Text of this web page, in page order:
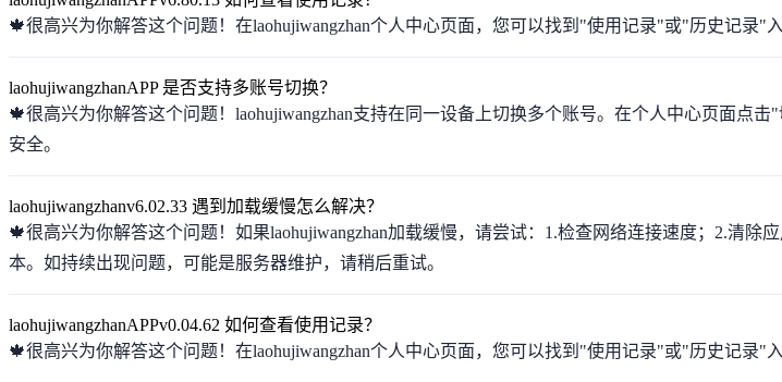
🍁很高兴为你解答这个问题！在laohujiwangzhan个人中心页面，您可以找到"使用记录"或"历史记录
laohujiwangzhanAPP 是否支持多账号切换？
🍁很高兴为你解答这个问题！laohujiwangzhan支持在同一设备上切换多个账号。在个人中心页面点
安全。
laohujiwangzhanv6.02.33 遇到加载缓慢怎么解决？
🍁很高兴为你解答这个问题！如果laohujiwangzhan加载缓慢，请尝试：1.检查网络连接速度；2.清
本。如持续出现问题，可能是服务器维护，请稍后重试。
laohujiwangzhanAPPv0.04.62 如何查看使用记录？
🍁很高兴为你解答这个问题！在laohujiwangzhan个人中心页面，您可以找到"使用记录"或"历史记录